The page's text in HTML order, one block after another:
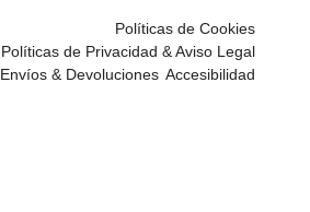
Políticas de Cookies
Políticas de Privacidad & Aviso Legal
Envíos & Devoluciones Accesibilidad